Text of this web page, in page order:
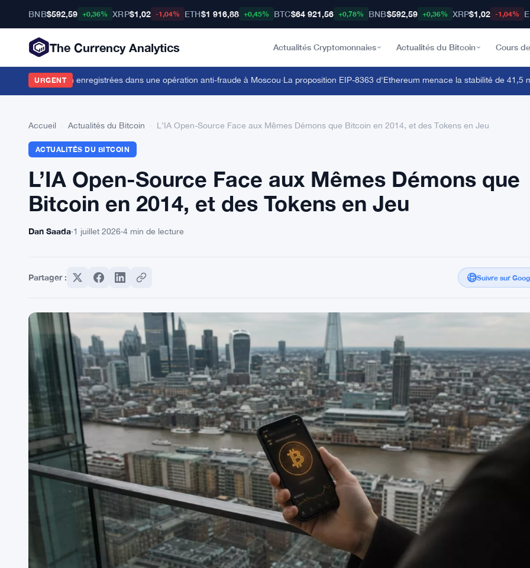
BNB$592,59 +0,36% XRP$1,02 -1,04% ETH$1 916,88 +0,45% BTC$64 921,56 +0,78% BNB$592,59 +0,36% XRP$1,02 -1,04%
The Currency Analytics Actualités Cryptomonnaies Actualités du Bitcoin Cours
URGENT
crypto non enregistrées dans une opération anti-fraude à Moscou·La proposition EIP-8363 d'Ethereum menace la stabilité de 41,5
Accueil Actualités du Bitcoin L’IA Open-Source Face aux Mêmes Démons que Bitcoin en 2014, et des Tokens en Jeu
ACTUALITÉS DU BITCOIN
L’IA Open-Source Face aux Mêmes Démons que
Bitcoin en 2014, et des Tokens en Jeu
Dan Saada·1 juillet 2026·4 min de lecture
Partager : Suivre sur